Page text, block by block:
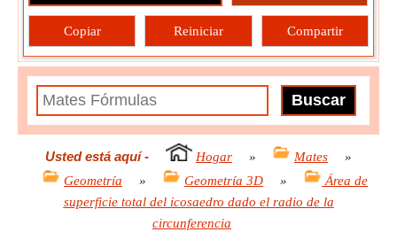
Copiar Reiniciar Compartir
Usted está aquí- Hogar » Mates
»
Geometría
» Geometría 3D »
Área de
superficie total del icosaedro dado el radio de la
circunferencia